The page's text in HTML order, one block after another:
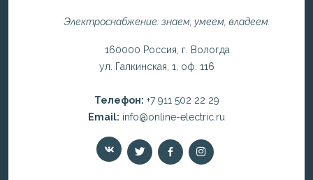
Электроснабжение: знаем, умеем, владеем.
160000 Россия, г. Вологда
ул. Галкинская, 1, оф. 116
Телефон: +7 911 502 22 29
Email: info@online-electric.ru